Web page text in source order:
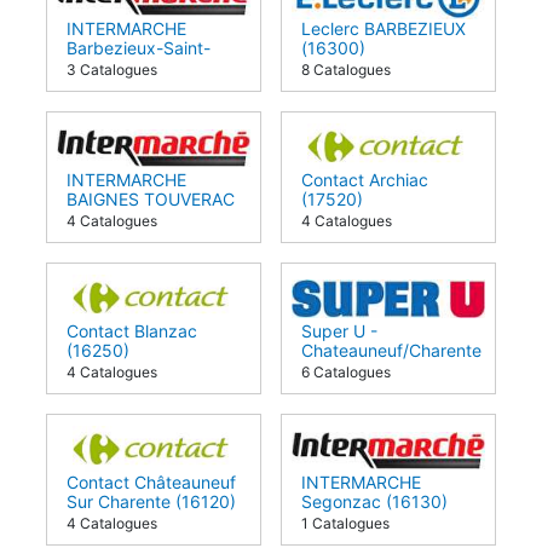
INTERMARCHE
Barbezieux-Saint-
Hilaire (16300)
3 Catalogues
Leclerc BARBEZIEUX
(16300)
8 Catalogues
INTERMARCHE
BAIGNES TOUVERAC
(16360)
4 Catalogues
Contact Archiac
(17520)
4 Catalogues
Contact Blanzac
(16250)
4 Catalogues
Super U -
Chateauneuf/Charente
(16120)
6 Catalogues
Contact Châteauneuf
Sur Charente (16120)
4 Catalogues
INTERMARCHE
Segonzac (16130)
1 Catalogues